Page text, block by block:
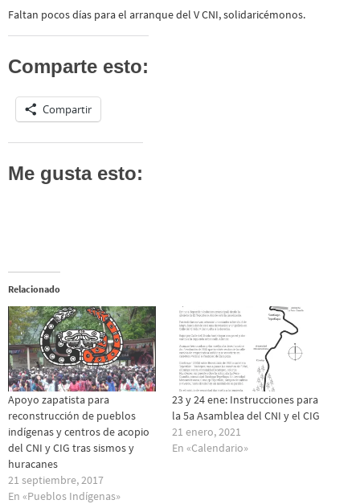
Faltan pocos días para el arranque del V CNI, solidaricémonos.
Comparte esto:
Compartir
Me gusta esto:
Relacionado
Apoyo zapatista para
reconstrucción de pueblos
indígenas y centros de acopio
del CNI y CIG tras sismos y
huracanes
21 septiembre, 2017
En «Pueblos Indí­genas»
23 y 24 ene: Instrucciones para
la 5a Asamblea del CNI y el CIG
21 enero, 2021
En «Calendario»